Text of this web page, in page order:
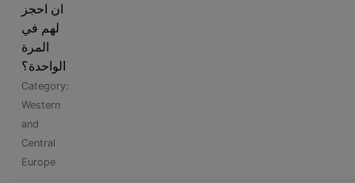
ان احجز
لهم في
المرة
الواحدة؟
Category:
Western
and
Central
Europe